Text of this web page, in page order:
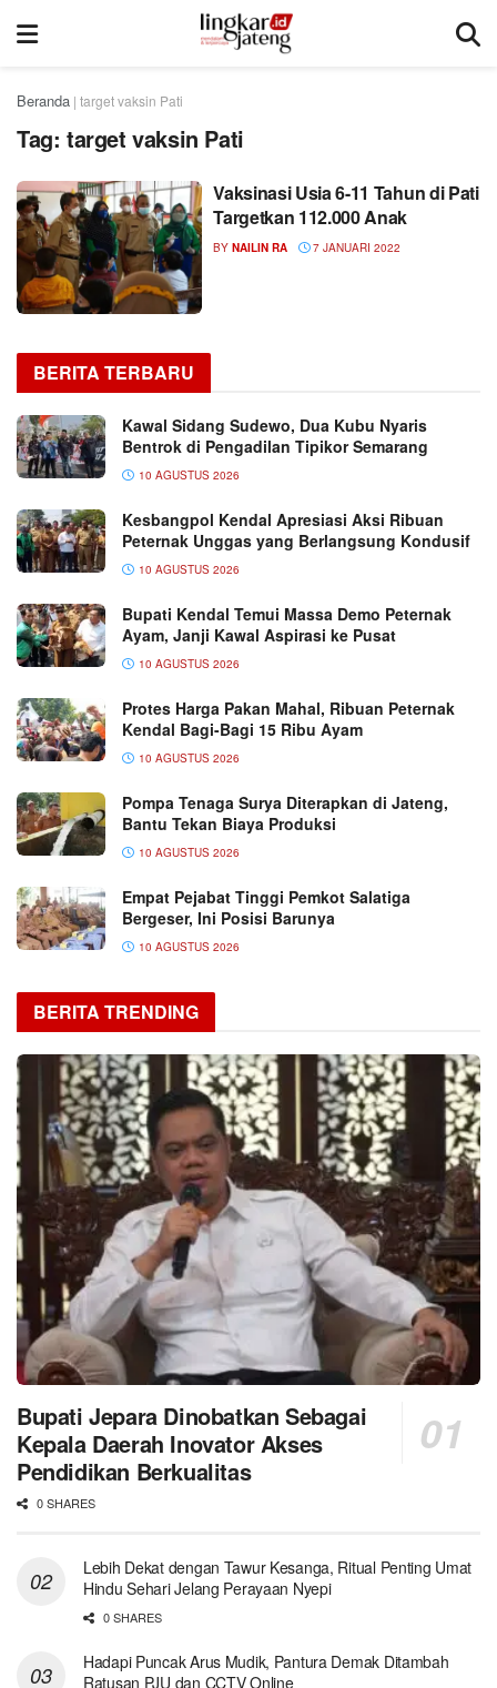
Beranda | target vaksin Pati
Tag: target vaksin Pati
Vaksinasi Usia 6-11 Tahun di Pati
Targetkan 112.000 Anak
BY NAILIN RA 7 JANUARI 2022
BERITA TERBARU
Kawal Sidang Sudewo, Dua Kubu Nyaris
Bentrok di Pengadilan Tipikor Semarang
10 AGUSTUS 2026
Kesbangpol Kendal Apresiasi Aksi Ribuan
Peternak Unggas yang Berlangsung Kondusif
10 AGUSTUS 2026
Bupati Kendal Temui Massa Demo Peternak
Ayam, Janji Kawal Aspirasi ke Pusat
10 AGUSTUS 2026
Protes Harga Pakan Mahal, Ribuan Peternak
Kendal Bagi-Bagi 15 Ribu Ayam
10 AGUSTUS 2026
Pompa Tenaga Surya Diterapkan di Jateng,
Bantu Tekan Biaya Produksi
10 AGUSTUS 2026
Empat Pejabat Tinggi Pemkot Salatiga
Bergeser, Ini Posisi Barunya
10 AGUSTUS 2026
BERITA TRENDING
Bupati Jepara Dinobatkan Sebagai
Kepala Daerah Inovator Akses
Pendidikan Berkualitas
0 SHARES
Lebih Dekat dengan Tawur Kesanga, Ritual Penting Umat
Hindu Sehari Jelang Perayaan Nyepi
0 SHARES
Hadapi Puncak Arus Mudik, Pantura Demak Ditambah
Ratusan PJU dan CCTV Online